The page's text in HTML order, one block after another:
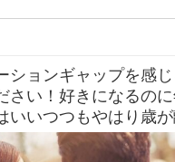
ションギャップを感
さい！好きになるの
いいつつもやはり歳
でジェネレー